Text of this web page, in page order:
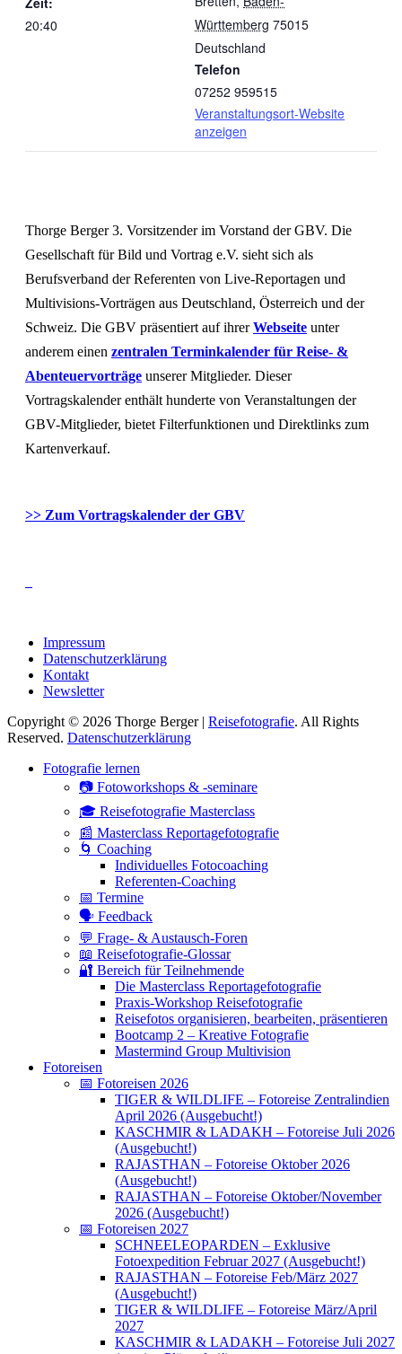
20:40
Württemberg 75015
Deutschland
Telefon
07252 959515
Veranstaltungsort-Website
anzeigen
Thorge Berger 3. Vorsitzender im Vorstand der GBV. Die
Gesellschaft für Bild und Vortrag e.V. sieht sich als
Berufsverband der Referenten von Live-Reportagen und
Multivisions-Vorträgen aus Deutschland, Österreich und der
Schweiz. Die GBV präsentiert auf ihrerWebseite unter
anderem einen zentralen Terminkalender für Reise- &
Abenteuervorträge unserer Mitglieder. Dieser
Vortragskalender enthält hunderte von Veranstaltungen der
GBV-Mitglieder, bietet Filterfunktionen und Direktlinks zum
Kartenverkauf.
>> Zum Vortragskalender der GBV
Impressum
Datenschutzerklärung
Kontakt
Newsletter
Copyright © 2026 Thorge Berger | Reisefotografie. All Rights
Reserved. Datenschutzerklärung
scrollenFotografie lernen
📷 Fotoworkshops & -seminare
🎓 Reisefotografie Masterclass
📰 Masterclass Reportagefotografie
🌀 Coaching
Individuelles Fotocoaching
Referenten-Coaching
📅 Termine
🗣 Feedback
💬 Frage- & Austausch-Foren
📖 Reisefotografie-Glossar
🔐 Bereich für Teilnehmende
Die Masterclass Reportagefotografie
Praxis-Workshop Reisefotografie
Reisefotos organisieren, bearbeiten, präsentieren
Bootcamp 2 – Kreative Fotografie
Mastermind Group Multivision
Fotoreisen
📅 Fotoreisen 2026
TIGER & WILDLIFE – Fotoreise Zentralindien
April 2026 (Ausgebucht!)
KASCHMIR & LADAKH – Fotoreise Juli 2026
(Ausgebucht!)
RAJASTHAN – Fotoreise Oktober 2026
(Ausgebucht!)
RAJASTHAN – Fotoreise Oktober/November
2026 (Ausgebucht!)
📅 Fotoreisen 2027
SCHNEELEOPARDEN – Exklusive
Fotoexpedition Februar 2027 (Ausgebucht!)
RAJASTHAN – Fotoreise Feb/März 2027
(Ausgebucht!)
TIGER & WILDLIFE – Fotoreise März/April
2027
KASCHMIR & LADAKH – Fotoreise Juli 2027